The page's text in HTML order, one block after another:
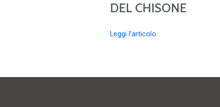
DEL CHISONE
Leggi l’articolo